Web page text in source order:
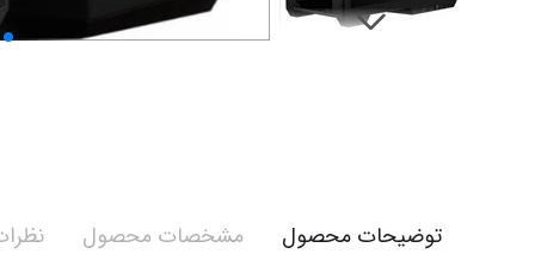
توضیحات محصول مشخصات محصول